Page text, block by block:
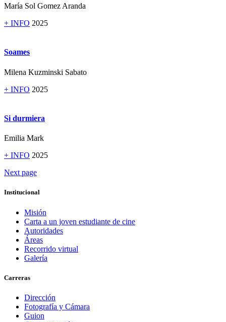
María Sol Gomez Aranda
+ INFO 2025
Soames
Milena Kuzminski Sabato
+ INFO 2025
Si durmiera
Emilia Mark
+ INFO 2025
Next page
Institucional
Misión
Carta a un joven estudiante de cine
Autoridades
Áreas
Recorrido virtual
Galería
Carreras
Dirección
Fotografía y Cámara
Guion